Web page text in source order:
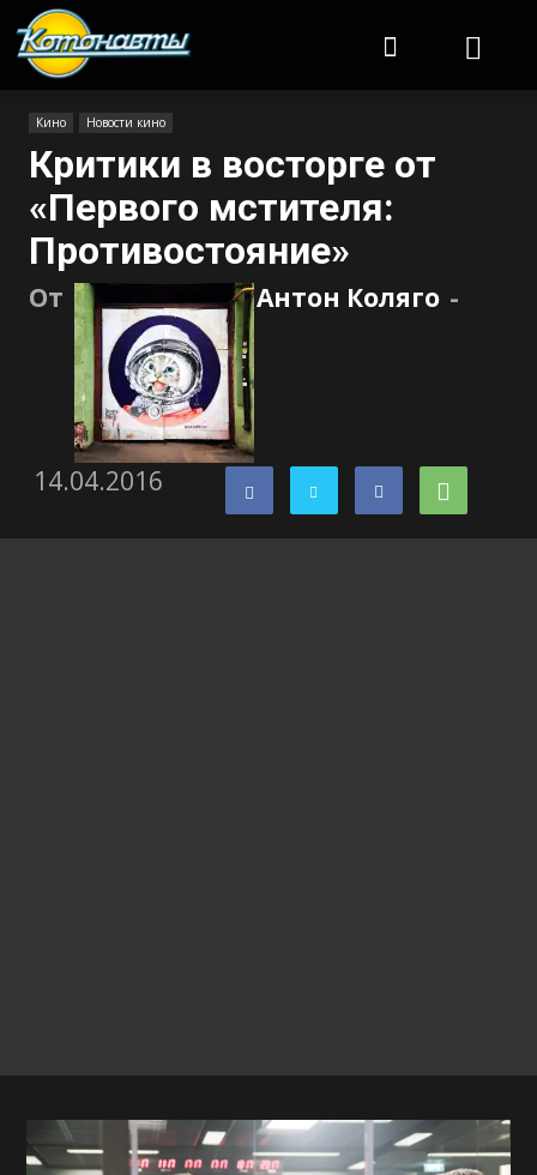
Кино Новости кино
Критики в восторге от
«Первого мстителя:
Противостояние»
От Антон Коляго -
14.04.2016